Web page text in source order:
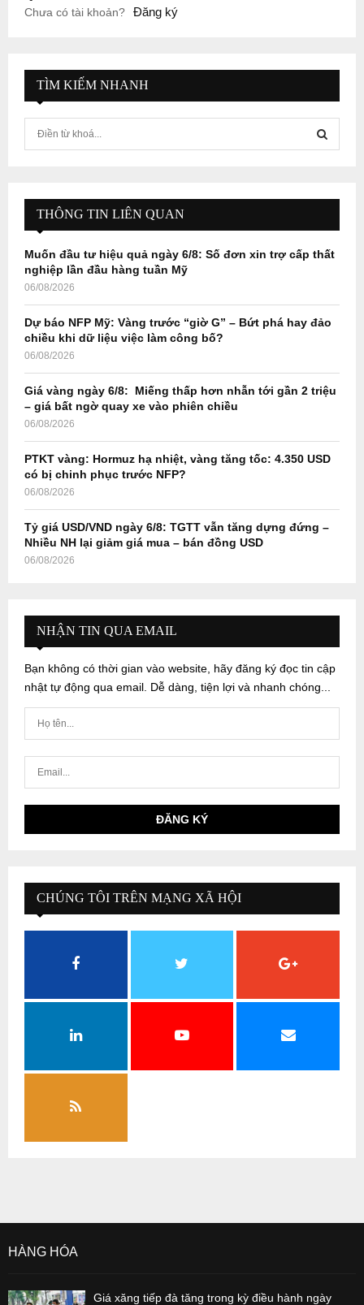
Chưa có tài khoản? Đăng ký
TÌM KIẾM NHANH
f
r
E
A
H
THÔNG TIN LIÊN QUAN
Muốn đầu tư hiệu quả ngày 6/8: Số đơn xin trợ cấp thất
nghiệp lần đầu hàng tuần Mỹ
06/08/2026
Dự báo NFP Mỹ: Vàng trước “giờ G” – Bứt phá hay đảo
chiều khi dữ liệu việc làm công bố?
06/08/2026
Giá vàng ngày 6/8: Miếng thấp hơn nhẫn tới gần 2 triệu
– giá bất ngờ quay xe vào phiên chiều
06/08/2026
PTKT vàng: Hormuz hạ nhiệt, vàng tăng tốc: 4.350 USD
có bị chinh phục trước NFP?
06/08/2026
Tỷ giá USD/VND ngày 6/8: TGTT vẫn tăng dựng đứng –
Nhiều NH lại giảm giá mua – bán đồng USD
06/08/2026
NHẬN TIN QUA EMAIL
Bạn không có thời gian vào website, hãy đăng ký đọc tin cập
nhật tự động qua email. Dễ dàng, tiện lợi và nhanh chóng...
CHÚNG TÔI TRÊN MẠNG XÃ HỘI
HÀNG HÓA
Giá xăng tiếp đà tăng trong kỳ điều hành ngày